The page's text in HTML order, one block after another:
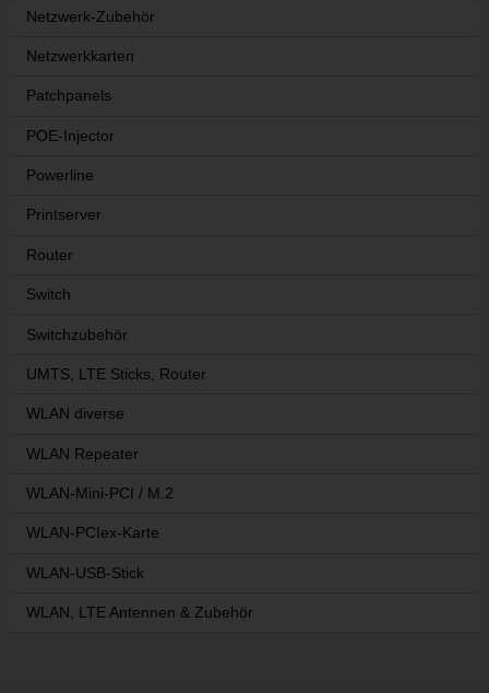
Netzwerk-Zubehör
Netzwerkkarten
Patchpanels
POE-Injector
Powerline
Printserver
Router
Switch
Switchzubehör
UMTS, LTE Sticks, Router
WLAN diverse
WLAN Repeater
WLAN-Mini-PCI / M.2
WLAN-PCIex-Karte
WLAN-USB-Stick
WLAN, LTE Antennen & Zubehör